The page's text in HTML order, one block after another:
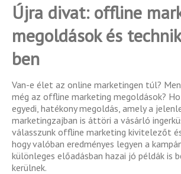
Újra divat: offline
megoldások és
ben
Van-e élet az online marketingen túl?
még az offline marketing megoldások?
egyedi, hatékony megoldás, amely a
marketingzajban is áttöri a vásárló
válasszunk offline marketing kivitelezőt
hogy valóban eredményes legyen a
különleges előadásban hazai jó példák is
kerülnek.